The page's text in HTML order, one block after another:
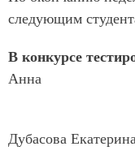
следующим
В конкурсе
Анна
2
Дубасова